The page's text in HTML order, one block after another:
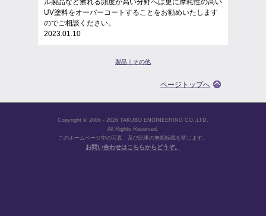
ル製品など擦れる頻度が高い分野へは更に摩耗性の高い
UV塗料をオーバーコートすることをお勧めいたします
のでご相談ください。
2023.01.10
製品｜その他
ページトップへ
Copyright © 2006 - 2026 TAKUBO ENGINEERING CO.,LTD.
All Rights Reserved.
このホームページ中の写真、及び記事の無断転載を禁じます。
お問い合わせはこちらからどうぞ。